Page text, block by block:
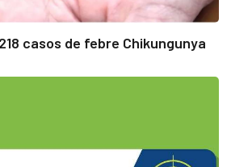
casos de febre Chikungunya